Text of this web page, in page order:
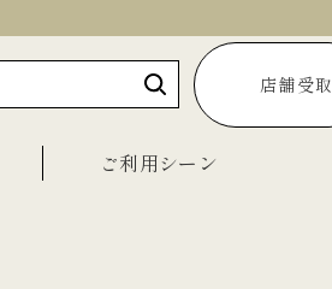
店舗受取
ご利用シーン